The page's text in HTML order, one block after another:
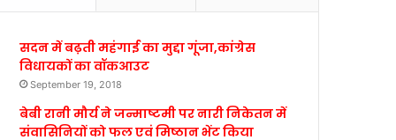
सदन में बढ़ती महंगाई का मुद्दा गूंजा,कांग्रेस
विधायकों का वॉकआउट
September 19, 2018
बेबी रानी मौर्य ने जन्माष्टमी पर नारी निकेतन में
संवासिनियों को फल एवं मिष्ठान भेंट किया